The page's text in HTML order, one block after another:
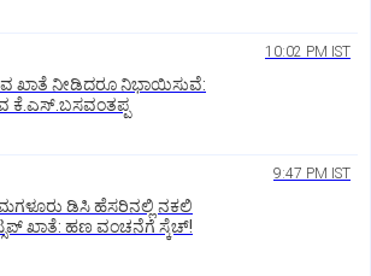
10:02 PM IST
ಖಾತೆ ನೀಡಿದರೂ ನಿಭಾಯಿಸುವೆ:
ಕೆ.ಎಸ್.ಬಸವಂತಪ್ಪ
9:47 PM IST
ಡಿಸಿ ಹೆಸರಿನಲ್ಲಿ ನಕಲಿ
ಖಾತೆ: ಹಣ ವಂಚನೆಗೆ ಸ್ಕೆಚ್!